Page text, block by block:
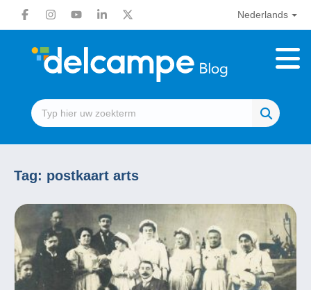
Nederlands
Tag: postkaart arts